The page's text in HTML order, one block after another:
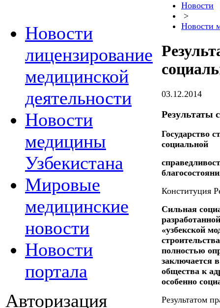
Новости
лицензирование
медицинской
деятельности
Новости
медицины
Узбекистана
Мировые
медицинские
новости
Новости
портала
Авторизация
Новости
>
Новости
03.12.2014
Результаты
Государство
социальной
Конституция
Сильная
«узбекской
полностью
заключается
общества к
особенно
Результатом